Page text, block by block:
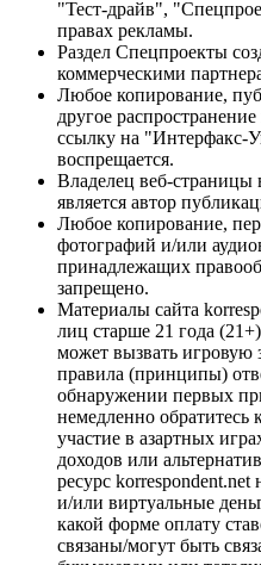
"Тест-драйв",
правах рекламы.
Раздел Спецпроекты
коммерческими
Любое копирование,
другое
ссылку на "Интерфакс-
воспрещается.
Владелец веб-страницы
является автор
Любое копирование,
фотографий и/или
принадлежащих
запрещено.
Материалы сайта
лиц старше 21 года
может вызвать игровую
правила (принципы)
обнаружении первых
немедленно обратитесь
участие в азартных
доходов или
ресурс
и/или виртуальные
какой форме оплату
связаны/могут быть